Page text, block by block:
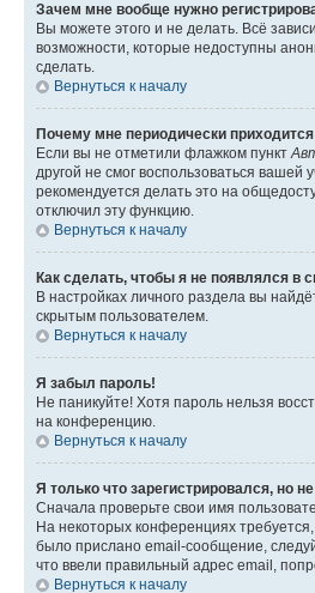
Зачем мне вообще нужно
Вы можете этого и не делать. Всё
возможности, которые недоступны
сделать.
Вернуться к началу
Почему мне периодически
Если вы не отметили флажком пункт
другой не смог воспользоваться
рекомендуется делать это на
отключил эту функцию.
Вернуться к началу
Как сделать, чтобы я не появлялся в
В настройках личного раздела вы
скрытым пользователем.
Вернуться к началу
Я забыл пароль!
Не паникуйте! Хотя пароль нельзя
на конференцию.
Вернуться к началу
Я только что зарегистрировался, но
Сначала проверьте свои имя
На некоторых конференциях
было прислано email-сообщение,
что ввели правильный адрес email,
Вернуться к началу